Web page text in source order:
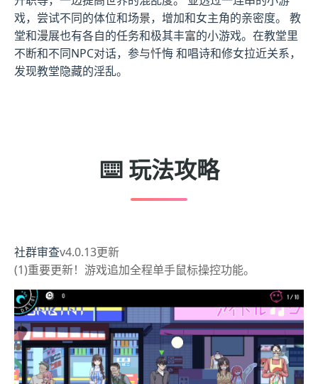
戏，尝试不同的体位和场景，增加和女主角的亲密度。 教
堂和漫展也有各自的任务和极其丰富的小游戏。在教堂里
不断和不同NPC对话，参与忏悔 和唱诗和修女拉近关系，
发现教堂隐藏的淫乱。
⌨️ 玩法攻略
社群审查v4.0.13更新
(1)重要更新！游戏追加全程单手鼠标操控功能。